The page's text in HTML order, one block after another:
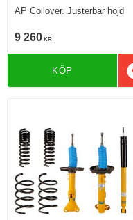
AP Coilover. Justerbar höjd
9 260 KR
KÖP